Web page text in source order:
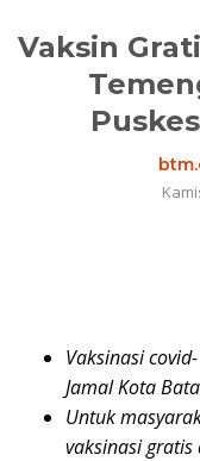
Vaksin
Vaksinasi
Jamal Kota
Untuk
vaksinasi gratis